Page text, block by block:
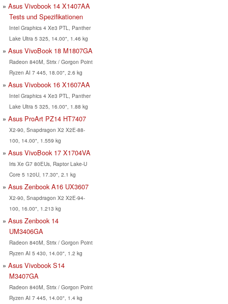
Asus Vivobook 14 X1407AA
Tests und Spezifikationen
Intel Graphics 4 Xe3 PTL, Panther
Lake Ultra 5 325, 14.00", 1.46 kg
Asus VivoBook 18 M1807GA
Radeon 840M, Strix / Gorgon Point
Ryzen AI 7 445, 18.00", 2.6 kg
Asus Vivobook 16 X1607AA
Intel Graphics 4 Xe3 PTL, Panther
Lake Ultra 5 325, 16.00", 1.88 kg
Asus ProArt PZ14 HT7407
X2-90, Snapdragon X2 X2E-88-
100, 14.00", 1.559 kg
Asus VivoBook 17 X1704VA
Iris Xe G7 80EUs, Raptor Lake-U
Core 5 120U, 17.30", 2.1 kg
Asus Zenbook A16 UX3607
X2-90, Snapdragon X2 X2E-94-
100, 16.00", 1.213 kg
Asus Zenbook 14
UM3406GA
Radeon 840M, Strix / Gorgon Point
Ryzen AI 5 430, 14.00", 1.2 kg
Asus Vivobook S14
M3407GA
Radeon 840M, Strix / Gorgon Point
Ryzen AI 7 445, 14.00", 1.4 kg